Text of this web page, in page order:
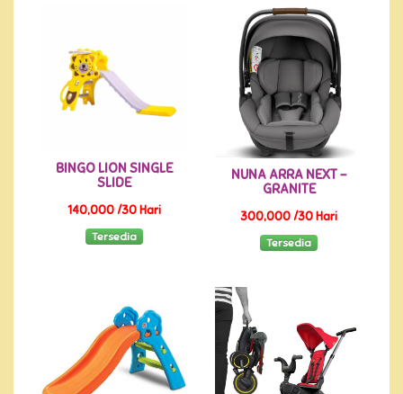
BINGO LION SINGLE
SLIDE
140,000 /30 Hari
Tersedia
NUNA ARRA NEXT -
GRANITE
300,000 /30 Hari
Tersedia